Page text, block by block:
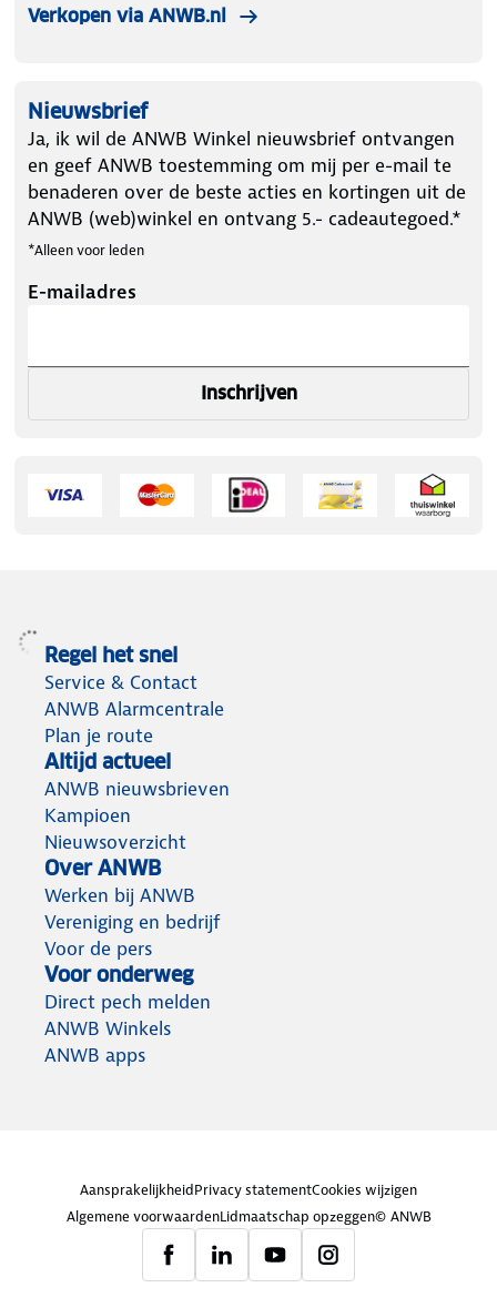
Verkopen via ANWB.nl
Nieuwsbrief
Ja, ik wil de ANWB Winkel nieuwsbrief ontvangen
en geef ANWB toestemming om mij per e-mail te
benaderen over de beste acties en kortingen uit de
ANWB (web)winkel en ontvang 5.- cadeautegoed.*
*Alleen voor leden
E-mailadres
Inschrijven
Regel het snel
Service & Contact
ANWB Alarmcentrale
Plan je route
Altijd actueel
ANWB nieuwsbrieven
Kampioen
Nieuwsoverzicht
Over ANWB
Werken bij ANWB
Vereniging en bedrijf
Voor de pers
Voor onderweg
Direct pech melden
ANWB Winkels
ANWB apps
AansprakelijkheidPrivacy statementCookies wijzigen
Algemene voorwaardenLidmaatschap opzeggen© ANWB